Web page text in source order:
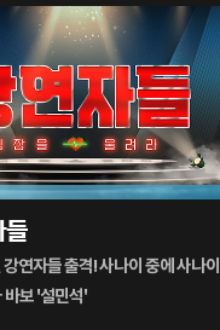
들
연자들 출격! 사나이 중에 사나이
바보 '설민석'